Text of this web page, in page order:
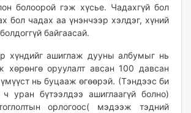
болоорой гэж хүсье. Чадахгүй бол
бол чадах аа үнэнчээр хэлдэг, хүний
байгаасай.
хүндийг ашиглаж дууны албумыг нь
хөрөнгө оруулалт авсан 100 давсан
нь буцааж өгөөрэй. (Тэндээс би
ч уран бүтээлдээ ашиглаагүй болно)
орлогоос( мэдээж тэдний